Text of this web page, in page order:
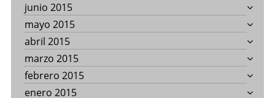
junio 2015
mayo 2015
abril 2015
marzo 2015
febrero 2015
enero 2015